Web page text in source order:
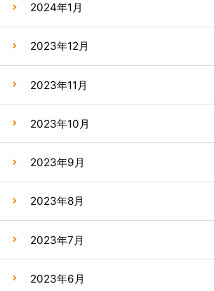
2024年1月
2023年12月
2023年11月
2023年10月
2023年9月
2023年8月
2023年7月
2023年6月